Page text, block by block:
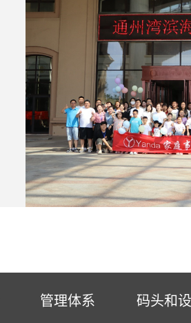
管理体系 码头和